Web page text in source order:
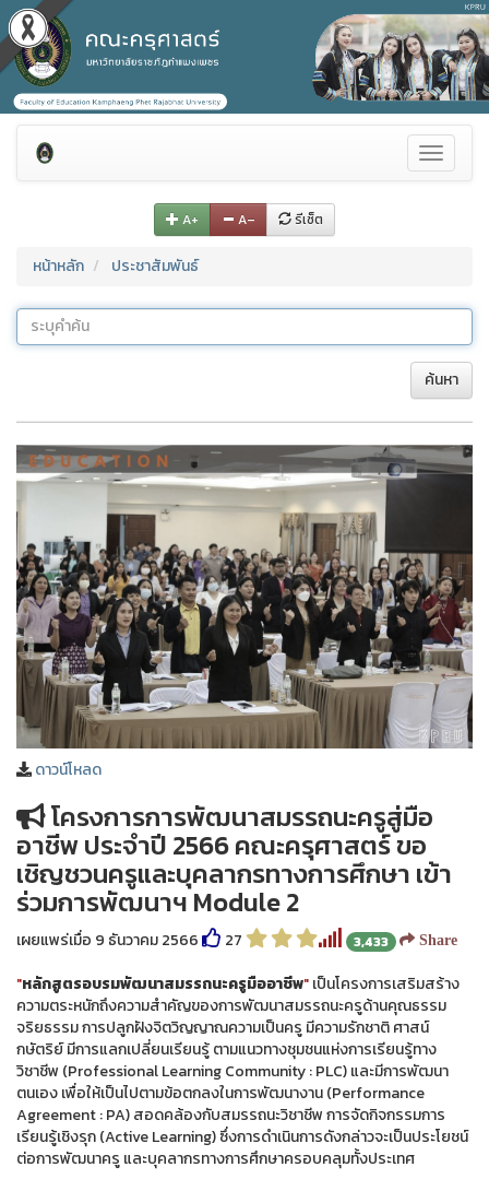
Toggle
A+ A– รีเซ็ต
หน้าหลัก ประชาสัมพันธ์
ค้นหา
ดาวน์โหลด
โครงการการพัฒนาสมรรถนะครูสู่มือ
อาชีพ ประจำปี 2566 คณะครุศาสตร์ ขอ
เชิญชวนครูและบุคลากรทางการศึกษา เข้า
ร่วมการพัฒนาฯ Module 2
เผยแพร่เมื่อ 9 ธันวาคม 2566 27 3,433 Share
"หลักสูตรอบรมพัฒนาสมรรถนะครูมืออาชีพ"เป็นโครงการเสริมสร้าง
ความตระหนักถึงความสำคัญของการพัฒนาสมรรถนะครูด้านคุณธรรม
จริยธรรม การปลูกฝังจิตวิญญาณความเป็นครู มีความรักชาติ ศาสน์
กษัตริย์ มีการแลกเปลี่ยนเรียนรู้ ตามแนวทางชุมชนแห่งการเรียนรู้ทาง
วิชาชีพ (Professional Learning Community : PLC) และมีการพัฒนา
ตนเอง เพื่อให้เป็นไปตามข้อตกลงในการพัฒนางาน (Performance
Agreement : PA) สอดคล้องกับสมรรถนะวิชาชีพ การจัดกิจกรรมการ
เรียนรู้เชิงรุก (Active Learning) ซึ่งการดำเนินการดังกล่าวจะเป็นประโยชน์
ต่อการพัฒนาครู และบุคลากรทางการศึกษาครอบคลุมทั้งประเทศ